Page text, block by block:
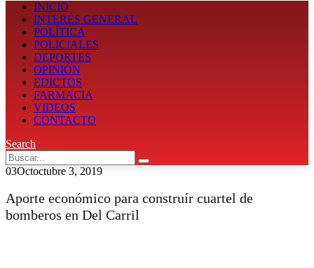
INICIO
INTERÉS GENERAL
POLÍTICA
POLICIALES
DEPORTES
OPINIÓN
EDICTOS
FARMACIA
VIDEOS
CONTACTO
Search
03Octoctubre 3, 2019
Aporte económico para construír cuartel de
bomberos en Del Carril